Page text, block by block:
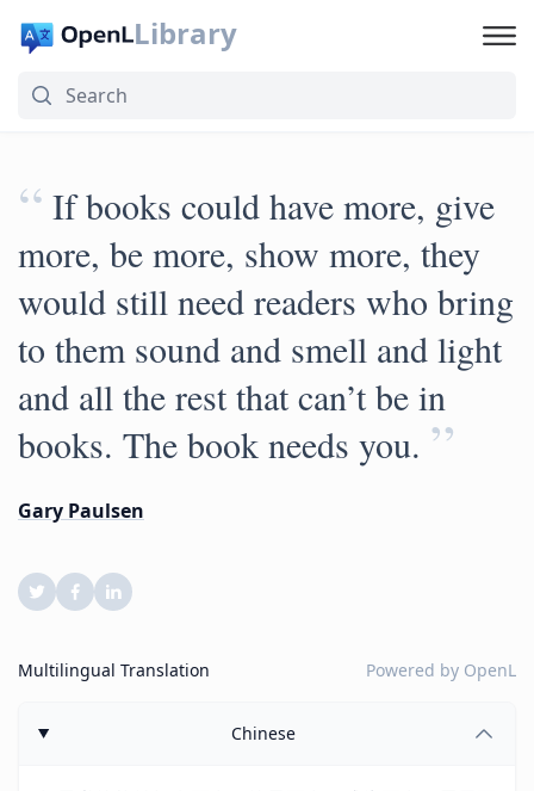
Library
“ If books could have more, give
more, be more, show more, they
would still need readers who bring
to them sound and smell and light
and all the rest that can’t be in
books. The book needs you. ”
Gary Paulsen
Multilingual Translation Powered by OpenL
Chinese